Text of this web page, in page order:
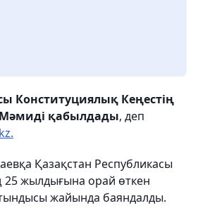
Конституциялық Кеңестің
қабылдады, деп
Қазақстан Республикасы
жылдығына орай өткен
жайында баяндалды.